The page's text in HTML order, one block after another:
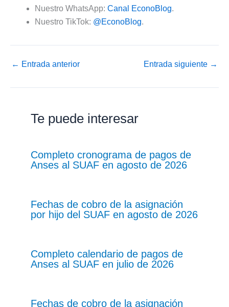
Nuestro WhatsApp: Canal EconoBlog.
Nuestro TikTok: @EconoBlog.
← Entrada anterior Entrada siguiente →
Te puede interesar
Completo cronograma de pagos de
Anses al SUAF en agosto de 2026
Fechas de cobro de la asignación
por hijo del SUAF en agosto de 2026
Completo calendario de pagos de
Anses al SUAF en julio de 2026
Fechas de cobro de la asignación